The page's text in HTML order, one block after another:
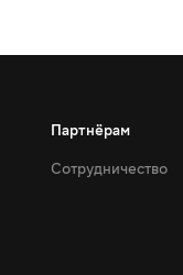
Партнёрам
Сотрудничество